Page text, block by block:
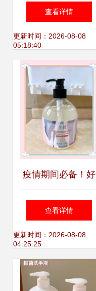
样好用吗
查看详情
更新时间：2026-08-08
05:18:40
疫情期间必备！好
闻不干的洗手液推
荐指南
查看详情
更新时间：2026-08-08
04:25:25